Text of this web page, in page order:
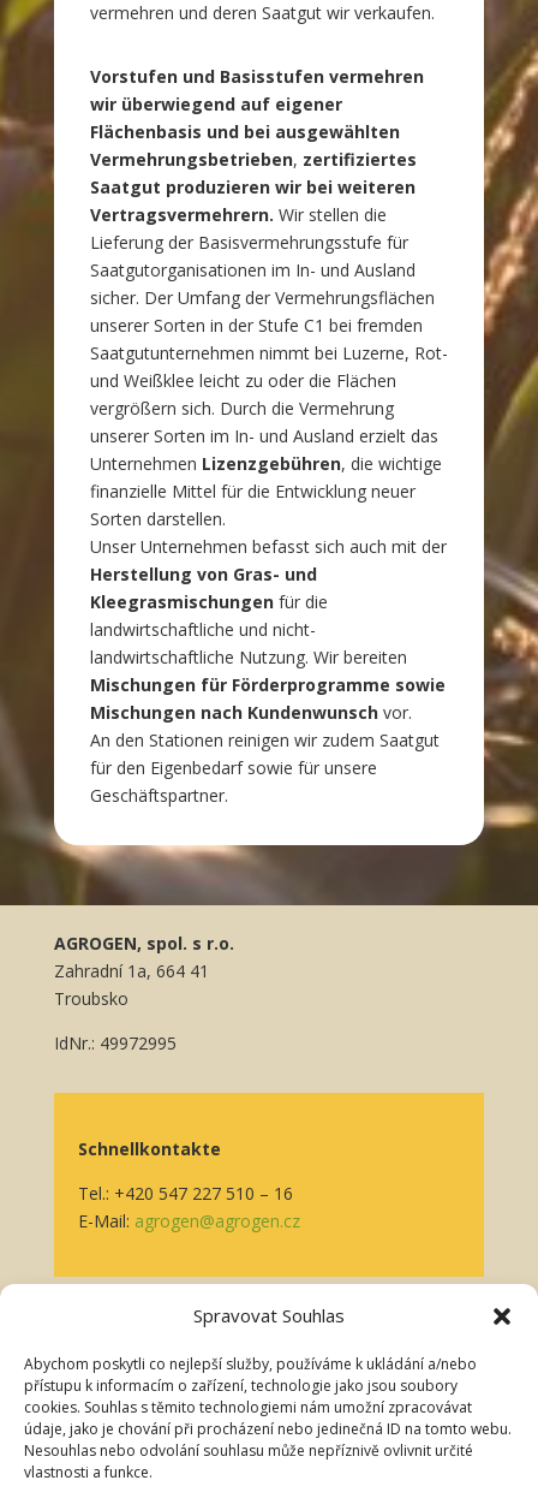
Spravovat Souhlas
Abychom poskytli co nejlepší služby, používáme k ukládání a/nebo
přístupu k informacím o zařízení, technologie jako jsou soubory
cookies. Souhlas s těmito technologiemi nám umožní zpracovávat
údaje, jako je chování při procházení nebo jedinečná ID na tomto webu.
Nesouhlas nebo odvolání souhlasu může nepříznivě ovlivnit určité
vlastnosti a funkce.
vermehren und deren Saatgut wir verkaufen.
Vorstufen und Basisstufen vermehren
wir überwiegend auf eigener
Flächenbasis und bei ausgewählten
Vermehrungsbetrieben, zertifiziertes
Saatgut produzieren wir bei weiteren
Vertragsvermehrern. Wir stellen die
Lieferung der Basisvermehrungsstufe für
Saatgutorganisationen im In- und Ausland
sicher. Der Umfang der Vermehrungsflächen
unserer Sorten in der Stufe C1 bei fremden
Saatgutunternehmen nimmt bei Luzerne, Rot-
und Weißklee leicht zu oder die Flächen
vergrößern sich. Durch die Vermehrung
unserer Sorten im In- und Ausland erzielt das
Unternehmen Lizenzgebühren, die wichtige
finanzielle Mittel für die Entwicklung neuer
Sorten darstellen.
Unser Unternehmen befasst sich auch mit der
Herstellung von Gras- und
Kleegrasmischungenfür die
landwirtschaftliche und nicht-
landwirtschaftliche Nutzung. Wir bereiten
Mischungen für Förderprogramme sowie
Mischungen nach Kundenwunschvor.
An den Stationen reinigen wir zudem Saatgut
für den Eigenbedarf sowie für unsere
Geschäftspartner.
AGROGEN, spol. s r.o.
Zahradní 1a, 664 41
Troubsko
IdNr.: 49972995
Schnellkontakte
Tel.: +420 547 227 510 – 16
E-Mail: agrogen@agrogen.cz
Datenschutzerklärung
Cookies